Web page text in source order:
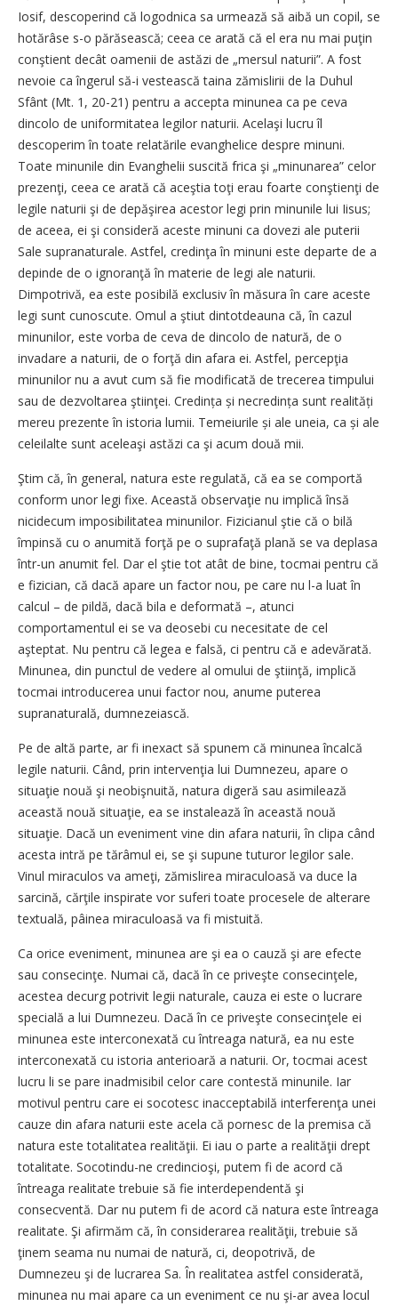
Iosif, descoperind că logodnica sa urmează să aibă un copil, se
hotărâse s-o părăsească; ceea ce arată că el era nu mai puţin
conştient decât oamenii de astăzi de „mersul naturii”. A fost
nevoie ca îngerul să-i vestească taina zămislirii de la Duhul
Sfânt (Mt. 1, 20-21) pentru a accepta minunea ca pe ceva
dincolo de uniformitatea legilor naturii. Acelaşi lucru îl
descoperim în toate relatările evanghelice despre minuni.
Toate minunile din Evanghelii suscită frica şi „minunarea” celor
prezenţi, ceea ce arată că aceştia toţi erau foarte conştienţi de
legile naturii şi de depăşirea acestor legi prin minunile lui Iisus;
de aceea, ei şi consideră aceste minuni ca dovezi ale puterii
Sale supranaturale. Astfel, credinţa în minuni este departe de a
depinde de o ignoranţă în materie de legi ale naturii.
Dimpotrivă, ea este posibilă exclusiv în măsura în care aceste
legi sunt cunoscute. Omul a ştiut dintotdeauna că, în cazul
minunilor, este vorba de ceva de dincolo de natură, de o
invadare a naturii, de o forţă din afara ei. Astfel, percepţia
minunilor nu a avut cum să fie modificată de trecerea timpului
sau de dezvoltarea ştiinţei. Credința și necredința sunt realități
mereu prezente în istoria lumii. Temeiurile și ale uneia, ca și ale
celeilalte sunt aceleaşi astăzi ca şi acum două mii.
Ştim că, în general, natura este regulată, că ea se comportă
conform unor legi fixe. Această observaţie nu implică însă
nicidecum imposibilitatea minunilor. Fizicianul ştie că o bilă
împinsă cu o anumită forţă pe o suprafaţă plană se va deplasa
într-un anumit fel. Dar el ştie tot atât de bine, tocmai pentru că
e fizician, că dacă apare un factor nou, pe care nu l-a luat în
calcul – de pildă, dacă bila e deformată –, atunci
comportamentul ei se va deosebi cu necesitate de cel
aşteptat. Nu pentru că legea e falsă, ci pentru că e adevărată.
Minunea, din punctul de vedere al omului de ştiinţă, implică
tocmai introducerea unui factor nou, anume puterea
supranaturală, dumnezeiască.
Pe de altă parte, ar fi inexact să spunem că minunea încalcă
legile naturii. Când, prin intervenţia lui Dumnezeu, apare o
situaţie nouă şi neobişnuită, natura digeră sau asimilează
această nouă situaţie, ea se instalează în această nouă
situaţie. Dacă un eveniment vine din afara naturii, în clipa când
acesta intră pe tărâmul ei, se şi supune tuturor legilor sale.
Vinul miraculos va ameţi, zămislirea miraculoasă va duce la
sarcină, cărţile inspirate vor suferi toate procesele de alterare
textuală, pâinea miraculoasă va fi mistuită.
Ca orice eveniment, minunea are şi ea o cauză şi are efecte
sau consecinţe. Numai că, dacă în ce priveşte consecinţele,
acestea decurg potrivit legii naturale, cauza ei este o lucrare
specială a lui Dumnezeu. Dacă în ce priveşte consecinţele ei
minunea este interconexată cu întreaga natură, ea nu este
interconexată cu istoria anterioară a naturii. Or, tocmai acest
lucru li se pare inadmisibil celor care contestă minunile. Iar
motivul pentru care ei socotesc inacceptabilă interferenţa unei
cauze din afara naturii este acela că pornesc de la premisa că
natura este totalitatea realităţii. Ei iau o parte a realităţii drept
totalitate. Soco­tindu-ne credincioşi, putem fi de acord că
întreaga realitate trebuie să fie interdependentă şi
consecventă. Dar nu putem fi de acord că natura este întreaga
realitate. Şi afirmăm că, în considerarea realităţii, trebuie să
ţinem seama nu numai de natură, ci, deopotrivă, de
Dumnezeu şi de lucrarea Sa. În realitatea astfel considerată,
minunea nu mai apare ca un eveniment ce nu şi-ar avea locul